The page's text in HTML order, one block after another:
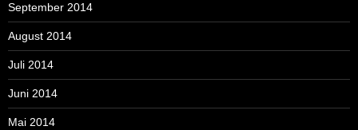
September 2014
August 2014
Juli 2014
Juni 2014
Mai 2014